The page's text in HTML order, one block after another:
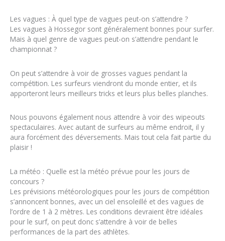
Les vagues : À quel type de vagues peut-on s’attendre ?
Les vagues à Hossegor sont généralement bonnes pour surfer.
Mais à quel genre de vagues peut-on s’attendre pendant le
championnat ?
On peut s’attendre à voir de grosses vagues pendant la
compétition. Les surfeurs viendront du monde entier, et ils
apporteront leurs meilleurs tricks et leurs plus belles planches.
Nous pouvons également nous attendre à voir des wipeouts
spectaculaires. Avec autant de surfeurs au même endroit, il y
aura forcément des déversements. Mais tout cela fait partie du
plaisir !
La météo : Quelle est la météo prévue pour les jours de
concours ?
Les prévisions météorologiques pour les jours de compétition
s’annoncent bonnes, avec un ciel ensoleillé et des vagues de
l’ordre de 1 à 2 mètres. Les conditions devraient être idéales
pour le surf, on peut donc s’attendre à voir de belles
performances de la part des athlètes.